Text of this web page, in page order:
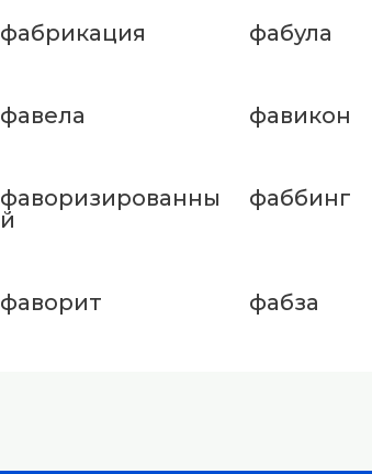
фабрикация фабула
фавела фавикон
фаворизированны
й
фаббинг
фаворит фабза